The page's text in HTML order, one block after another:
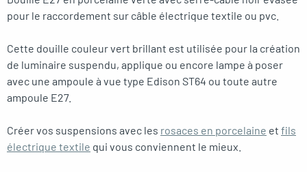
pour le raccordement sur câble électrique textile ou pvc.
Cette douille couleur vert brillant est utilisée pour la création
de luminaire suspendu, applique ou encore lampe à poser
avec une ampoule à vue type Edison ST64 ou toute autre
ampoule E27.
Créer vos suspensions avec les rosaces en porcelaine et fils
électrique textile qui vous conviennent le mieux.